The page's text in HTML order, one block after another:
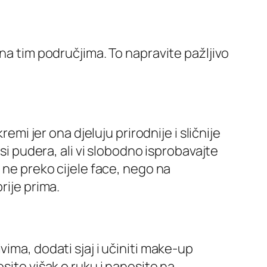
tim područjima. To napravite pažljivo
jer ona djeluju prirodnije i sličnije
pudera, ali vi slobodno isprobavajte
preko cijele face, nego na
prima.
dodati sjaj i učiniti make-up